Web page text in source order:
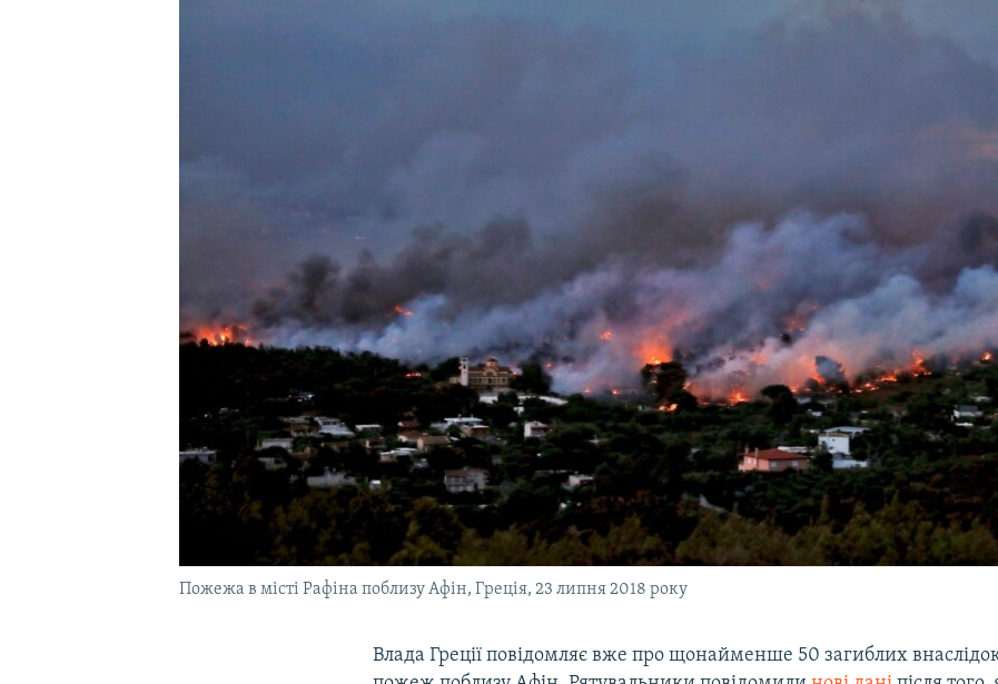
Пожежа в місті Рафіна поблизу Афін, Греція, 23 липня 2018 року
Влада Греції повідомляє вже про щонайменше 50 загиблих